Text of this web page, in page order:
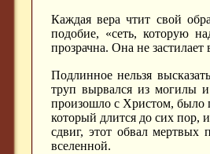
Каждая вера чтит свой
подобие, «сеть, которую
прозрачна. Она не застилает
Подлинное нельзя
труп вырвался из могилы
произошло с Христом, было
который длится до сих пор,
сдвиг, этот обвал мертвых
вселенной.